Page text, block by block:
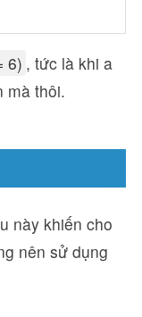
6) , tức là khi a
mà thôi.
này khiến cho
nên sử dụng